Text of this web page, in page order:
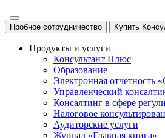
Пробное сотрудничество Купить
Продукты и услуги
Консультант Плюс
Образование
Электронная отчетность
Управленческий
Консалтинг в сфере
Налоговое
Аудиторские услуги
Журнал «Главная книга»